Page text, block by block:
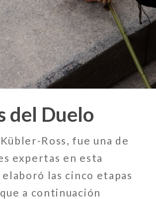
del Duelo
Ross, fue una de
expertas en esta
las cinco etapas
a continuación